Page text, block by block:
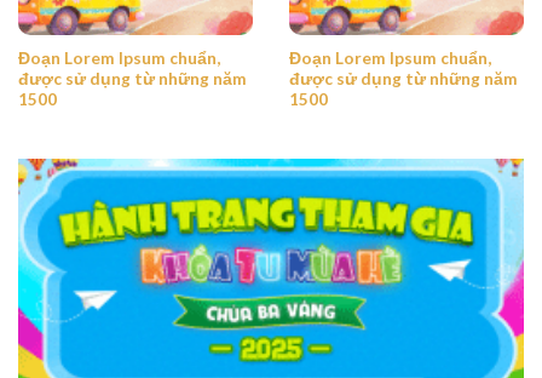
Đoạn Lorem Ipsum chuẩn,
được sử dụng từ những năm
1500
Đoạn Lorem Ipsum chuẩn,
được sử dụng từ những năm
1500